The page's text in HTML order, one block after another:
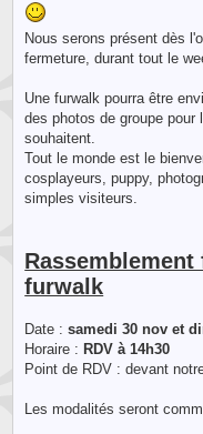
Nous serons présent dès
fermeture, durant tout le
Une furwalk pourra être
des photos de groupe pour
souhaitent.
Tout le monde est le
cosplayeurs, puppy,
simples visiteurs.
furwalk
Date :samedi 30 nov et
Horaire : RDV à 14h30
Point de RDV : devant
Les modalités seront